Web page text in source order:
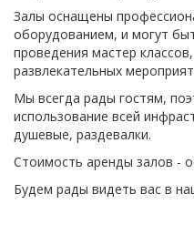
Залы оснащены
оборудованием, и могут
проведения мастер
развлекательных
Мы всегда рады гостям,
использование всей
душевые, раздевалки.
Стоимость аренды залов -
Будем рады видеть вас в